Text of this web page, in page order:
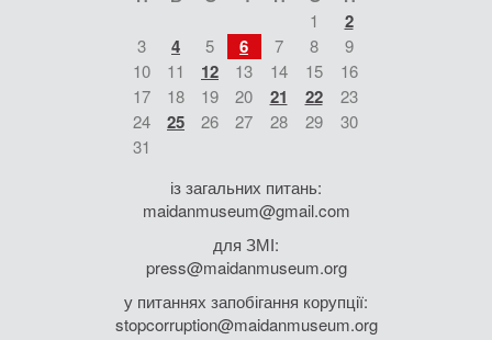
1 2
3 4 5 6 7 8
9
10
11 12 13 14 15
16
17
18 19 20 21 22
23
24
25 26 27 28 29
30
31
із загальних питань:
maidanmuseum@gmail.com
для ЗМІ:
press@maidanmuseum.org
у питаннях запобігання корупції:
stopcorruption@maidanmuseum.org